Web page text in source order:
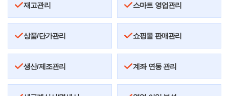
재고관리 스마트 영업관리
상품/단가관리 쇼핑몰 판매관리
생산/제조관리 계좌 연동 관리